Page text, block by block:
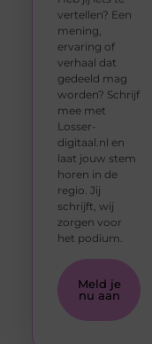
vertellen? Een
mening,
ervaring of
verhaal dat
gedeeld mag
worden? Schrijf
mee met
Losser-
digitaal.nl en
laat jouw stem
horen in de
regio. Jij
schrijft, wij
zorgen voor
het podium.
Meld je
nu aan